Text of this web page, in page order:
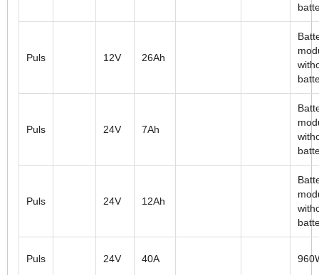
Puls 12V 26Ah
Puls 24V 7Ah
Puls 24V 12Ah
Puls 24V 40A